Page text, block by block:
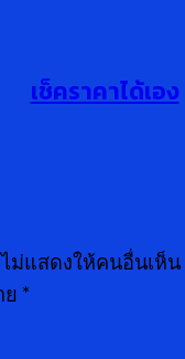
เช็คราคาได้เอง
ม่แสดงให้คนอื่นเห็น
ย *